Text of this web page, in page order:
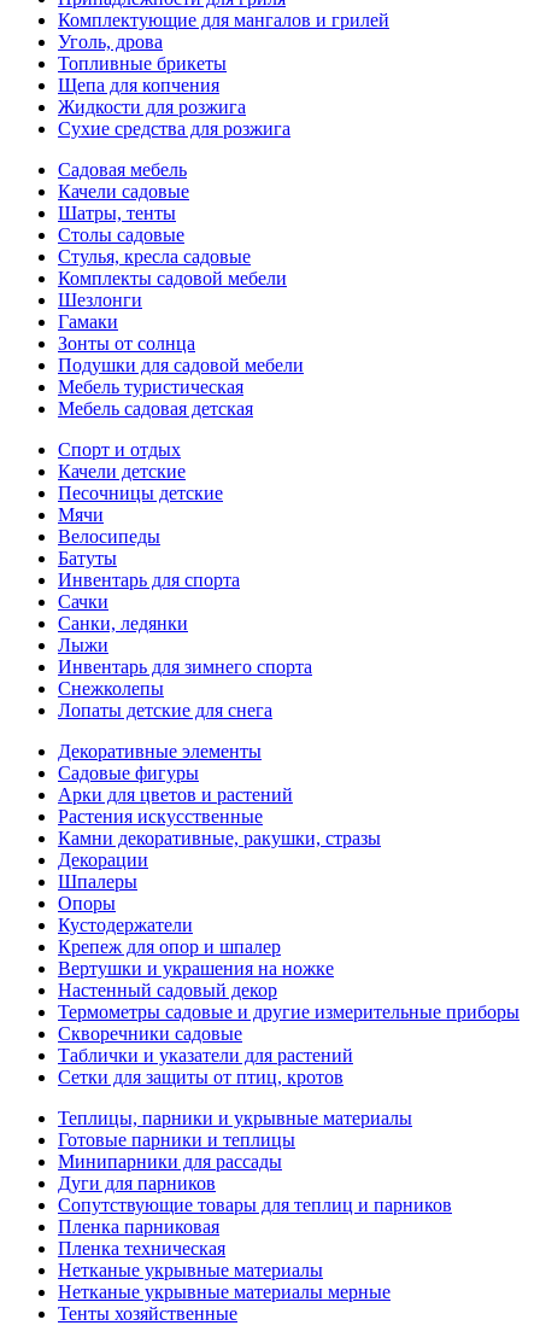
Комплектующие для мангалов и грилей
Уголь, дрова
Топливные брикеты
Щепа для копчения
Жидкости для розжига
Сухие средства для розжига
Садовая мебель
Качели садовые
Шатры, тенты
Столы садовые
Стулья, кресла садовые
Комплекты садовой мебели
Шезлонги
Гамаки
Зонты от солнца
Подушки для садовой мебели
Мебель туристическая
Мебель садовая детская
Спорт и отдых
Качели детские
Песочницы детские
Мячи
Велосипеды
Батуты
Инвентарь для спорта
Сачки
Санки, ледянки
Лыжи
Инвентарь для зимнего спорта
Снежколепы
Лопаты детские для снега
Декоративные элементы
Садовые фигуры
Арки для цветов и растений
Растения искусственные
Камни декоративные, ракушки, стразы
Декорации
Шпалеры
Опоры
Кустодержатели
Крепеж для опор и шпалер
Вертушки и украшения на ножке
Настенный садовый декор
Термометры садовые и другие измерительные приборы
Скворечники садовые
Таблички и указатели для растений
Сетки для защиты от птиц, кротов
Теплицы, парники и укрывные материалы
Готовые парники и теплицы
Минипарники для рассады
Дуги для парников
Сопутствующие товары для теплиц и парников
Пленка парниковая
Пленка техническая
Нетканые укрывные материалы
Нетканые укрывные материалы мерные
Тенты хозяйственные